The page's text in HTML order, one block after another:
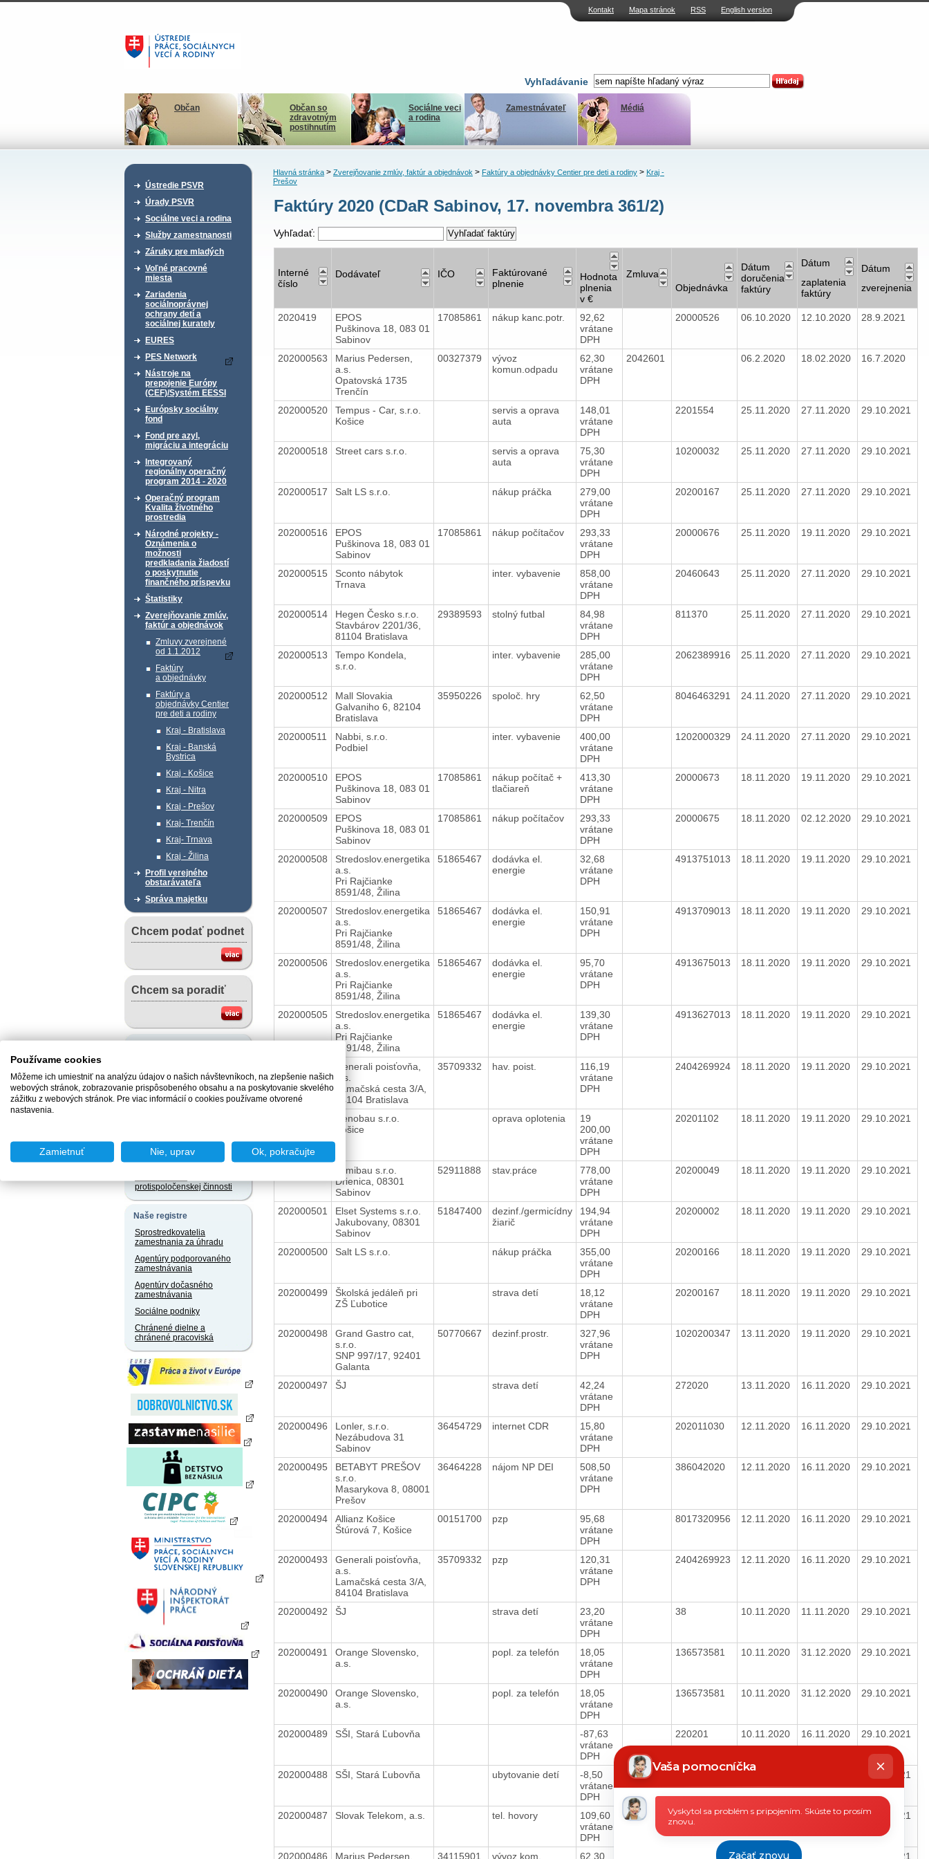
Kontakt Mapa stránok RSS English version
Vyhľadávanie
Občan
Občan so
zdravotným
postihnutím
Sociálne veci
a rodina
Zamestnávateľ Médiá
Ústredie PSVR
Úrady PSVR
Sociálne veci a rodina
Služby zamestnanosti
Záruky pre mladých
Voľné pracovné
miesta
Zariadenia
sociálnoprávnej
ochrany detí a
sociálnej kurately
EURES
PES Network
Nástroje na
prepojenie Európy
(CEF)/Systém EESSI
Európsky sociálny
fond
Fond pre azyl,
migráciu a integráciu
Integrovaný
regionálny operačný
program 2014 - 2020
Operačný program
Kvalita životného
prostredia
Národné projekty -
Oznámenia o
možnosti
predkladania žiadostí
o poskytnutie
finančného príspevku
Štatistiky
Zverejňovanie zmlúv,
faktúr a objednávok
Zmluvy zverejnené
od 1.1.2012
Faktúry
a objednávky
Faktúry a
objednávky Centier
pre deti a rodiny
Kraj - Bratislava
Kraj - Banská
Bystrica
Kraj - Košice
Kraj - Nitra
Kraj - Prešov
Kraj- Trenčín
Kraj- Trnava
Kraj - Žilina
Profil verejného
obstarávateľa
Správa majetku
Chcem podať podnet
Chcem sa poradiť
jazyku a iných jazykoch
Právne predpisy
informáciám
Ochrana osobných údajov
protispoločenskej činnosti
Naše registre
Sprostredkovatelia
zamestnania za úhradu
Agentúry podporovaného
zamestnávania
Agentúry dočasného
zamestnávania
Sociálne podniky
Chránené dielne a
chránené pracoviská
Hlavná stránka> Zverejňovanie zmlúv, faktúr a objednávok> Faktúry a objednávky Centier pre deti a rodiny> Kraj -
Prešov
Faktúry 2020 (CDaR Sabinov, 17. novembra 361/2)
Vyhľadať:
Interné
číslo
Dodávateľ IČO
Faktúrované
plnenie
Hodnota
plnenia
v €
Zmluva
Objednávka
Dátum
doručenia
faktúry
Dátum
zaplatenia
faktúry
Dátum
zverejnenia
2020419
EPOS
Puškinova 18, 083 01
Sabinov
17085861 nákup kanc.potr.
92,62
vrátane
DPH
20000526 06.10.2020 12.10.2020 28.9.2021
202000563
Marius Pedersen,
a.s.
Opatovská 1735
Trenčín
00327379
vývoz
komun.odpadu
62,30
vrátane
DPH
2042601 06.2.2020 18.02.2020 16.7.2020
202000520
Tempus - Car, s.r.o.
Košice
servis a oprava
auta
148,01
vrátane
DPH
2201554 25.11.2020 27.11.2020 29.10.2021
202000518 Street cars s.r.o.
servis a oprava
auta
75,30
vrátane
DPH
10200032 25.11.2020 27.11.2020 29.10.2021
202000517 Salt LS s.r.o. nákup práčka
279,00
vrátane
DPH
20200167 25.11.2020 27.11.2020 29.10.2021
202000516
EPOS
Puškinova 18, 083 01
Sabinov
17085861 nákup počítačov
293,33
vrátane
DPH
20000676 25.11.2020 19.11.2020 29.10.2021
202000515
Sconto nábytok
Trnava
inter. vybavenie
858,00
vrátane
DPH
20460643 25.11.2020 27.11.2020 29.10.2021
202000514
Hegen Česko s.r.o.
Stavbárov 2201/36,
81104 Bratislava
29389593 stolný futbal
84,98
vrátane
DPH
811370 25.11.2020 27.11.2020 29.10.2021
202000513
Tempo Kondela,
s.r.o.
inter. vybavenie
285,00
vrátane
DPH
2062389916 25.11.2020 27.11.2020 29.10.2021
202000512
Mall Slovakia
Galvaniho 6, 82104
Bratislava
35950226 spoloč. hry
62,50
vrátane
DPH
8046463291 24.11.2020 27.11.2020 29.10.2021
202000511
Nabbi, s.r.o.
Podbiel
inter. vybavenie
400,00
vrátane
DPH
1202000329 24.11.2020 27.11.2020 29.10.2021
202000510
EPOS
Puškinova 18, 083 01
Sabinov
17085861
nákup počítač +
tlačiareň
413,30
vrátane
DPH
20000673 18.11.2020 19.11.2020 29.10.2021
202000509
EPOS
Puškinova 18, 083 01
Sabinov
17085861 nákup počítačov
293,33
vrátane
DPH
20000675 18.11.2020 02.12.2020 29.10.2021
202000508
Stredoslov.energetika
a.s.
Pri Rajčianke
8591/48, Žilina
51865467
dodávka el.
energie
32,68
vrátane
DPH
4913751013 18.11.2020 19.11.2020 29.10.2021
202000507
Stredoslov.energetika
a.s.
Pri Rajčianke
8591/48, Žilina
51865467
dodávka el.
energie
150,91
vrátane
DPH
4913709013 18.11.2020 19.11.2020 29.10.2021
202000506
Stredoslov.energetika
a.s.
Pri Rajčianke
8591/48, Žilina
51865467
dodávka el.
energie
95,70
vrátane
DPH
4913675013 18.11.2020 19.11.2020 29.10.2021
202000505
Stredoslov.energetika
a.s.
Pri Rajčianke
8591/48, Žilina
51865467
dodávka el.
energie
139,30
vrátane
DPH
4913627013 18.11.2020 19.11.2020 29.10.2021
Generali poisťovňa,
a.s.
Lamačská cesta 3/A,
84104 Bratislava
35709332 hav. poist.
116,19
vrátane
DPH
2404269924 18.11.2020 19.11.2020 29.10.2021
Renobau s.r.o.
Košice
oprava oplotenia
19
200,00
vrátane
DPH
20201102 18.11.2020 19.11.2020 29.10.2021
Jamibau s.r.o.
Drienica, 08301
Sabinov
52911888 stav.práce
778,00
vrátane
DPH
20200049 18.11.2020 19.11.2020 29.10.2021
202000501
Elset Systems s.r.o.
Jakubovany, 08301
Sabinov
51847400
dezinf./germicídny
žiarič
194,94
vrátane
DPH
20200002 18.11.2020 19.11.2020 29.10.2021
202000500 Salt LS s.r.o. nákup práčka
355,00
vrátane
DPH
20200166 18.11.2020 19.11.2020 29.10.2021
202000499
Školská jedáleň pri
ZŠ Ľubotice
strava detí
18,12
vrátane
DPH
20200167 18.11.2020 19.11.2020 29.10.2021
202000498
Grand Gastro cat,
s.r.o.
SNP 997/17, 92401
Galanta
50770667 dezinf.prostr.
327,96
vrátane
DPH
1020200347 13.11.2020 19.11.2020 29.10.2021
202000497 ŠJ strava detí
42,24
vrátane
DPH
272020 13.11.2020 16.11.2020 29.10.2021
202000496
Lonler, s.r.o.
Nezábudova 31
Sabinov
36454729 internet CDR
15,80
vrátane
DPH
202011030 12.11.2020 16.11.2020 29.10.2021
202000495
BETABYT PREŠOV
s.r.o.
Masarykova 8, 08001
Prešov
36464228 nájom NP DEI
508,50
vrátane
DPH
386042020 12.11.2020 16.11.2020 29.10.2021
202000494
Allianz Košice
Štúrová 7, Košice
00151700 pzp
95,68
vrátane
DPH
8017320956 12.11.2020 16.11.2020 29.10.2021
202000493
Generali poisťovňa,
a.s.
Lamačská cesta 3/A,
84104 Bratislava
35709332 pzp
120,31
vrátane
DPH
2404269923 12.11.2020 16.11.2020 29.10.2021
202000492 ŠJ strava detí
23,20
vrátane
DPH
38 10.11.2020 11.11.2020 29.10.2021
202000491
Orange Slovensko,
a.s.
popl. za telefón
18,05
vrátane
DPH
136573581 10.11.2020 31.12.2020 29.10.2021
202000490
Orange Slovensko,
a.s.
popl. za telefón
18,05
vrátane
DPH
136573581 10.11.2020 31.12.2020 29.10.2021
202000489 SŠI, Stará Ľubovňa
-87,63
vrátane
DPH
220201 10.11.2020 16.11.2020 29.10.2021
202000488 SŠI, Stará Ľubovňa ubytovanie detí
-8,50
vrátane
DPH
2020002 29.10.2021
202000487 Slovak Telekom, a.s. tel. hovory
109,60
vrátane
DPH
8271452213 10.11.2020 11.11.2020 29.10.2021
202000486
Marius Pedersen,
34115901
vývoz kom.
62,30
3117201442 10.11.2020 11.11.2020 29.10.2021
Vaša pomocníčka
Chatbot
píše
Vyskytol sa problém s pripojením. Skúste to prosím
znovu.
Začať znovu
Používame cookies
Môžeme ich umiestniť na analýzu údajov o našich návštevníkoch, na zlepšenie našich
webových stránok, zobrazovanie prispôsobeného obsahu a na poskytovanie skvelého
zážitku z webových stránok. Pre viac informácií o cookies používame otvorené
nastavenia.
Zamietnuť Nie, uprav Ok, pokračujte